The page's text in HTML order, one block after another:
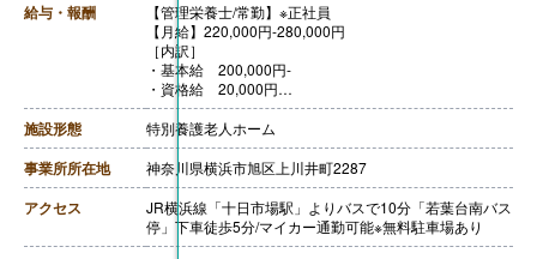
給与・報酬
【管理栄養士/常勤】※正社員
【月給】220,000円-280,000円
［内訳］
・基本給 200,000円-
・資格給 20,000円
［その他手当］
・住宅手当
【賞与】年2回（計3.40ヶ月分）※前年度実績
【通勤手当】あり（全額補助）
【昇給】あり（1月あたり1,500円-）※前年度実績
【退職金】あり
施設形態 特別養護老人ホーム
事業所所在地 神奈川県横浜市旭区上川井町2287
アクセス
JR横浜線「十日市場駅」よりバスで10分「若葉台南バス
停」下車徒歩5分/マイカー通勤可能※無料駐車場あり